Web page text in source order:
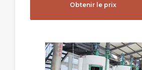
Obtenir le prix